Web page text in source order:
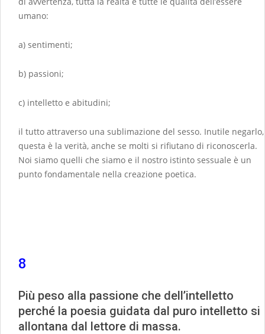
umano:
a) sentimenti;
b) passioni;
c) intelletto e abitudini;
il tutto attraverso una sublimazione del sesso. Inutile negarlo,
questa è la verità, anche se molti si rifiutano di riconoscerla.
Noi siamo quelli che siamo e il nostro istinto sessuale è un
punto fondamentale nella creazione poetica.
8
Più peso alla passione che dell’intelletto
perché la poesia guidata dal puro intelletto si
allontana dal lettore di massa.